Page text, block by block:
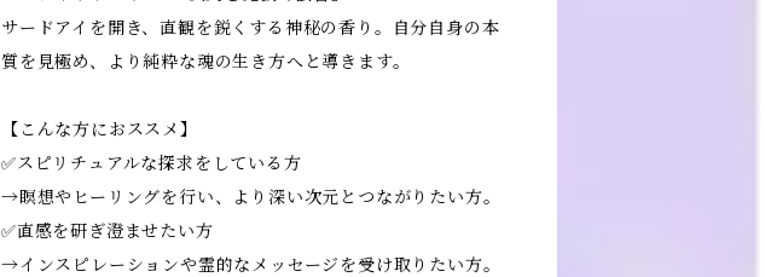
サードアイを開き、直観を鋭くする神秘の香り。自分自身の本
質を見極め、より純粋な魂の生き方へと導きます。
【こんな方におススメ】
✅スピリチュアルな探求をしている方
→瞑想やヒーリングを行い、より深い次元とつながりたい方。
✅直感を研ぎ澄ませたい方
→インスピレーションや霊的なメッセージを受け取りたい方。